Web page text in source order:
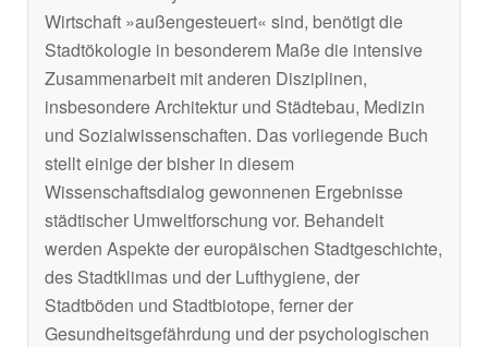
Wirtschaft »außengesteuert« sind, benötigt die
Stadtökologie in besonderem Maße die intensive
Zusammenarbeit mit anderen Disziplinen,
insbesondere Architektur und Städtebau, Medizin
und Sozialwissenschaften. Das vorliegende Buch
stellt einige der bisher in diesem
Wissenschaftsdialog gewonnenen Ergebnisse
städtischer Umweltforschung vor. Behandelt
werden Aspekte der europäischen Stadtgeschichte,
des Stadtklimas und der Lufthygiene, der
Stadtböden und Stadtbiotope, ferner der
Gesundheitsgefährdung und der psychologischen